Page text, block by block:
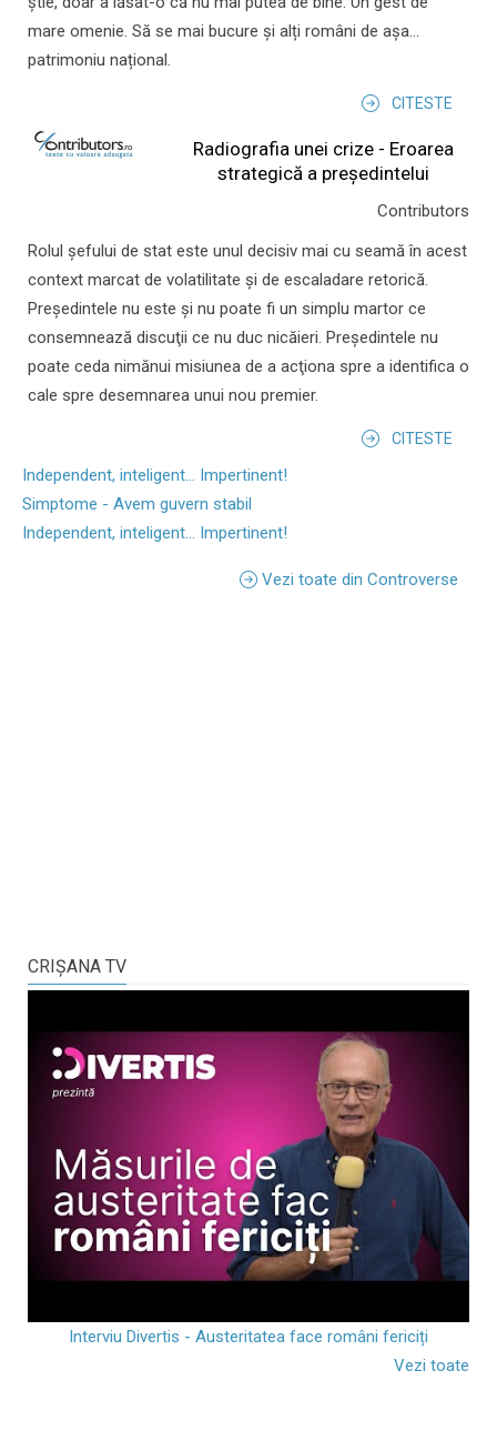
mare omenie. Să se mai bucure și alți români de așa...
patrimoniu național.
CITESTE
Radiografia unei crize - Eroarea
strategică a președintelui
Contributors
Rolul şefului de stat este unul decisiv mai cu seamă în acest
context marcat de volatilitate şi de escaladare retorică.
Preşedintele nu este şi nu poate fi un simplu martor ce
consemnează discuţii ce nu duc nicăieri. Preşedintele nu
poate ceda nimănui misiunea de a acţiona spre a identifica o
cale spre desemnarea unui nou premier.
CITESTE
Independent, inteligent... Impertinent!
Simptome - Avem guvern stabil
Independent, inteligent... Impertinent!
Vezi toate din Controverse
CRIŞANA TV
Interviu Divertis - Austeritatea face români fericiți
Vezi toate